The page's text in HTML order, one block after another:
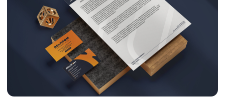
Важно учитывать целевую аудиторию,
предпочтения потенциальных
покупателей и общий имидж бренда,
чтобы изделия были востребованы и
приносили пользу не только как
декоративные предметы, но и как
функциональные аксессуары.